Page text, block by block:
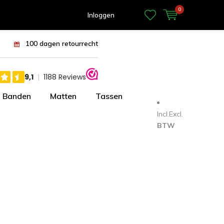
Inloggen
0
100 dagen retourrecht
Banden Matten Tassen
Incl.Excl.
BTW